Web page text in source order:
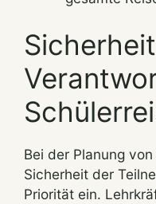
Bei der Planung von
Sicherheit der
Priorität ein.